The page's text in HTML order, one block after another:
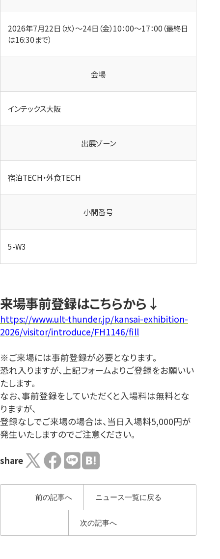
2026年7月22日（水）～24日（金）10：00～17：00（最終日
は16:30まで）
会場
インテックス大阪
出展ゾーン
宿泊TECH・外食TECH
小間番号
5-W3
来場事前登録はこちらから↓
https://www.ult-thunder.jp/kansai-exhibition-
2026/visitor/introduce/FH1146/fill
※ご来場には事前登録が必要となります。
恐れ入りますが、上記フォームよりご登録をお願いい
たします。
なお、事前登録をしていただくと入場料は無料とな
りますが、
登録なしでご来場の場合は、当日入場料5,000円が
発生いたしますのでご注意ください。
share
前の記事へ ニュース一覧に戻る
次の記事へ